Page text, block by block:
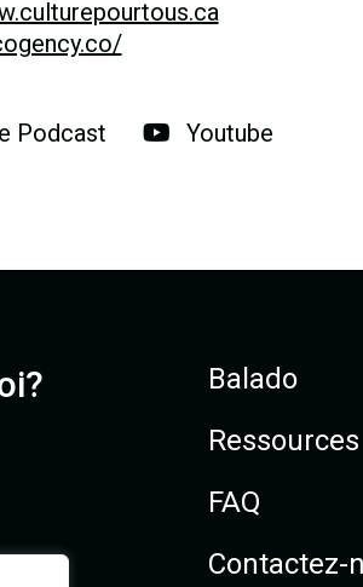
Podcast Youtube
Balado
Ressources
FAQ
Contactez-